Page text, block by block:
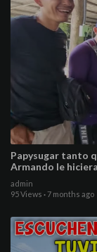
Papysugar tanto
Armando le
admin
95 Views ·7 months ago